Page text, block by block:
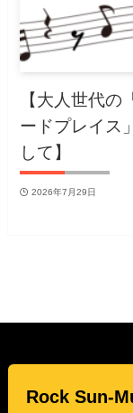
【大人世代の
ードプレイス
して】
2026年7月29日
Rock Sun-